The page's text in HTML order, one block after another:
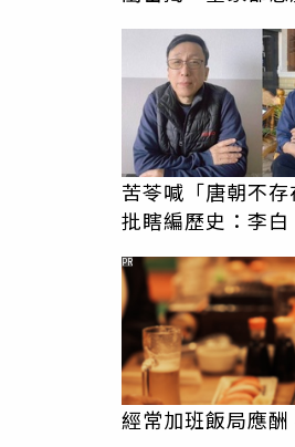
苦苓喊「唐朝不
批瞎編歷史：李
經常加班飯局應
PR